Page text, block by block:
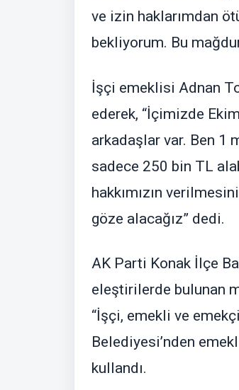
ve izin haklarımdan
bekliyorum. Bu
İşçi emeklisi Adnan
ederek, “İçimizde
arkadaşlar var. Ben 1
sadece 250 bin TL
hakkımızın
göze alacağız” dedi.
AK Parti Konak İlçe
eleştirilerde bulunan
“İşçi, emekli ve
Belediyesi’nden
kullandı.